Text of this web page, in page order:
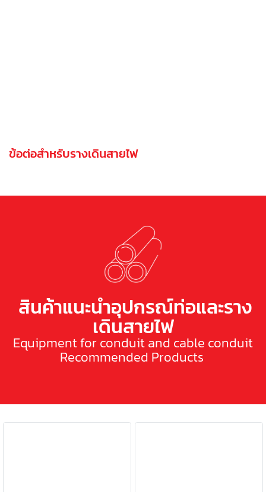
ข้อต่อสำหรับรางเดินสายไฟ
สินค้าแนะนำอุปกรณ์ท่อและราง
เดินสายไฟ
Equipment for conduit and cable conduit
Recommended Products